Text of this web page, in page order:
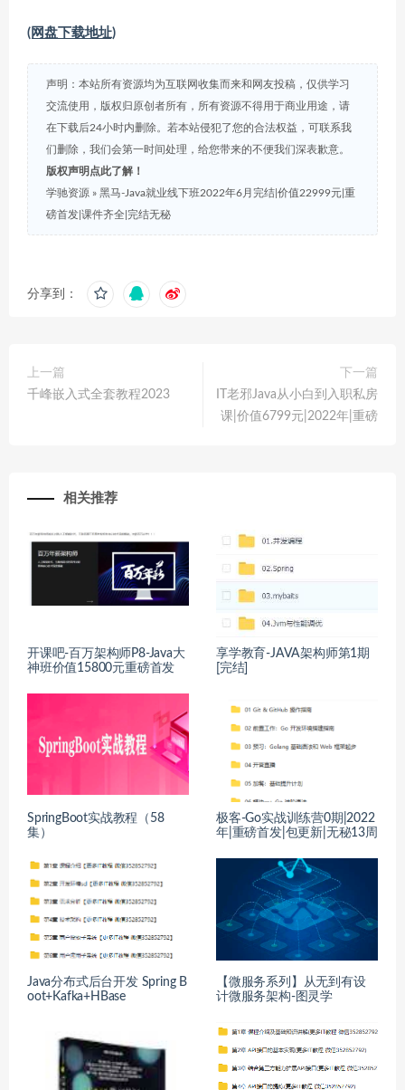
(网盘下载地址)
声明：本站所有资源均为互联网收集而来和网友投稿，仅供学习
交流使用，版权归原创者所有，所有资源不得用于商业用途，请
在下载后24小时内删除。若本站侵犯了您的合法权益，可联系我
们删除，我们会第一时间处理，给您带来的不便我们深表歉意。
版权声明点此了解！
学驰资源 » 黑马-Java就业线下班2022年6月完结|价值22999元|重
磅首发|课件齐全|完结无秘
分享到：
上一篇
千峰嵌入式全套教程2023
下一篇
IT老邪Java从小白到入职私房
课|价值6799元|2022年|重磅
相关推荐
开课吧-百万架构师P8-Java大
神班价值15800元重磅首发
享学教育-JAVA架构师第1期
[完结]
SpringBoot实战教程（58
集）
极客-Go实战训练营0期|2022
年|重磅首发|包更新|无秘13周
Java分布式后台开发 Spring B
oot+Kafka+HBase
【微服务系列】从无到有设
计微服务架构-图灵学